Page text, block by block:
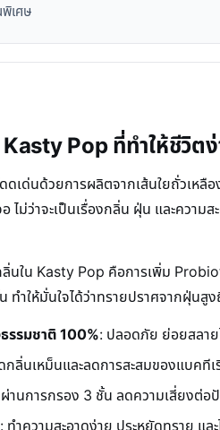
เศษ
Pop ที่ทำให้ชีวิต
ดเด่นด้วยการผลิตจากเส้นใยถั่วเ
ไม่ว่าจะเป็นเรื่องกลิ่น ฝุ่น และควา
นใน Kasty Pop คือการเพิ่ม
ำให้มั่นใจได้ว่าทรายปราศจากฝุ่นสู
รรมชาติ 100%: ปลอดภัย ย่อยสลา
กลิ่นเหม็นและลดการสะสมของแบคที
านการกรอง 3 ชั้น ลดความเสี่ยงต่อ